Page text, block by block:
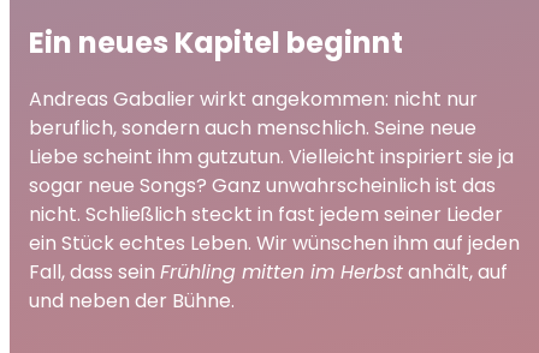
Ein neues Kapitel beginnt
Andreas Gabalier wirkt angekommen: nicht nur
beruflich, sondern auch menschlich. Seine neue
Liebe scheint ihm gutzutun. Vielleicht inspiriert sie ja
sogar neue Songs? Ganz unwahrscheinlich ist das
nicht. Schließlich steckt in fast jedem seiner Lieder
ein Stück echtes Leben. Wir wünschen ihm auf jeden
Fall, dass sein Frühling mitten im Herbstanhält, auf
und neben der Bühne.